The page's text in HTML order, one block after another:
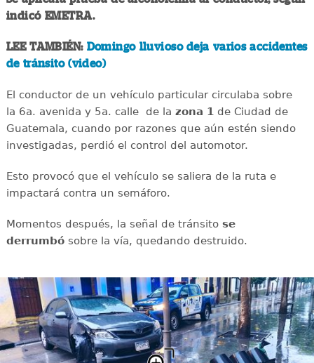
indicó EMETRA.
LEE TAMBIÉN: Domingo lluvioso deja varios accidentes
de tránsito (video)
El conductor de un vehículo particular circulaba sobre
la 6a. avenida y 5a. calle de la zona 1de Ciudad de
Guatemala, cuando por razones que aún estén siendo
investigadas, perdió el control del automotor.
Esto provocó que el vehículo se saliera de la ruta e
impactará contra un semáforo.
Momentos después, la señal de tránsitose
derrumbósobre la vía, quedando destruido.